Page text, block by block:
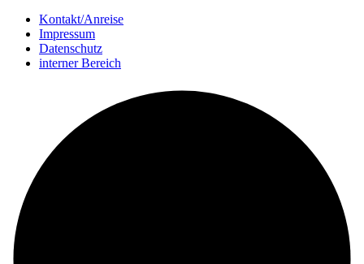
Kontakt/Anreise
Impressum
Datenschutz
interner Bereich